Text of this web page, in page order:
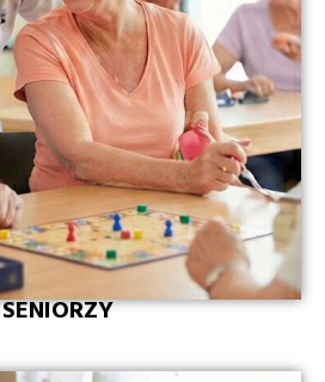
SENIORZY